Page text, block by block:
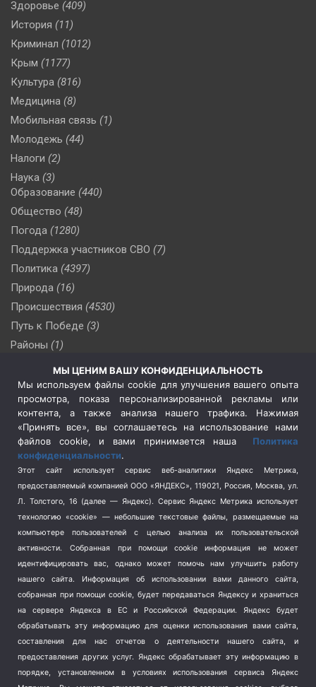
Здоровье (409)
История (11)
Криминал (1012)
Крым (1177)
Культура (816)
Медицина (8)
Мобильная связь (1)
Молодежь (44)
Налоги (2)
Наука (3)
Образование (440)
Общество (48)
Погода (1280)
Поддержка участников СВО (7)
Политика (4397)
Природа (16)
Происшествия (4530)
Путь к Победе (3)
Районы (1)
(510)
Сельское хозяйство (3)
Социальная политика
(3)
Спецоперация в Украине
Спецоперация на Украине
(404)
Спорт (740)
Терроризм (1)
Транспорт (262)
Туризм (178)
Школа и спорт (2)
Экология (8)
Экономика (1172)
МЫ ЦЕНИМ ВАШУ КОНФИДЕНЦИАЛЬНОСТЬ
Мы используем файлы cookie для улучшения вашего опыта
просмотра, показа персонализированной рекламы или
контента, а также анализа нашего трафика. Нажимая
«Принять все», вы соглашаетесь на использование нами
файлов cookie, и вами принимается наша Политика
конфиденциальности.
Этот сайт использует сервис веб-аналитики Яндекс Метрика,
предоставляемый компанией ООО «ЯНДЕКС», 119021, Россия, Москва, ул.
Л. Толстого, 16 (далее — Яндекс). Сервис Яндекс Метрика использует
технологию «cookie» — небольшие текстовые файлы, размещаемые на
компьютере пользователей с целью анализа их пользовательской
активности.
Собранная при помощи cookie информация не может
идентифицировать вас, однако может помочь нам улучшить работу
нашего сайта. Информация об использовании вами данного сайта,
собранная при помощи cookie, будет передаваться Яндексу и храниться
на сервере Яндекса в ЕС и Российской Федерации. Яндекс будет
обрабатывать эту информацию для оценки использования вами сайта,
составления для нас отчетов о деятельности нашего сайта, и
предоставления других услуг. Яндекс обрабатывает эту информацию в
порядке, установленном в условиях использования сервиса Яндекс